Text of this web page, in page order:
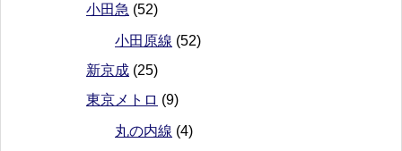
小田急 (52)
小田原線 (52)
新京成 (25)
東京メトロ (9)
丸の内線 (4)